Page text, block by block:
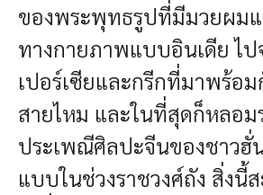
ของพระพุทธรูปที่มีมวยผม
ทางกายภาพแบบอินเดีย ไ
เปอร์เซียและกรีกที่มาพร้อ
สายไหม และในที่สุดก็หลอม
ประเพณีศิลปะจีนของชาวฮั่
แบบในช่วงราชวงศ์ถัง สิ่งนี้